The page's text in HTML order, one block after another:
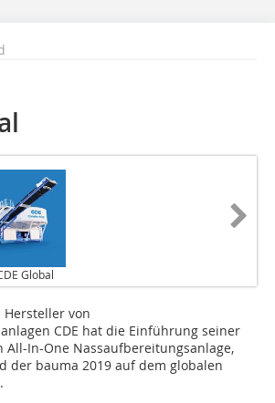
Global
von
CDE hat die Einführung seiner
In-One Nassaufbereitungsanlage,
der bauma 2019 auf dem globalen